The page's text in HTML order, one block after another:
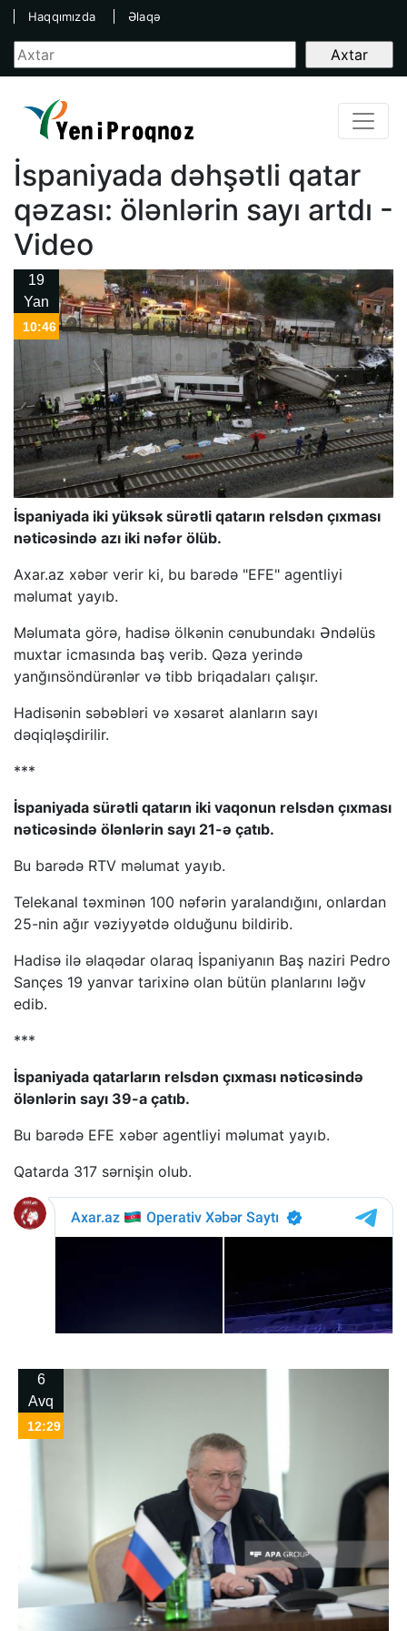
Haqqımızda Əlaqə
İspaniyada dəhşətli qatar
qəzası: ölənlərin sayı artdı -
Video
19
Yan
10:46
İspaniyada iki yüksək sürətli qatarın relsdən çıxması
nəticəsində azı iki nəfər ölüb.
Axar.az xəbər verir ki, bu barədə "EFE" agentliyi
məlumat yayıb.
Məlumata görə, hadisə ölkənin cənubundakı Əndəlüs
muxtar icmasında baş verib. Qəza yerində
yanğınsöndürənlər və tibb briqadaları çalışır.
Hadisənin səbəbləri və xəsarət alanların sayı
dəqiqləşdirilir.
***
İspaniyada sürətli qatarın iki vaqonun relsdən çıxması
nəticəsində ölənlərin sayı 21-ə çatıb.
Bu barədə RTV məlumat yayıb.
Telekanal təxminən 100 nəfərin yaralandığını, onlardan
25-nin ağır vəziyyətdə olduğunu bildirib.
Hadisə ilə əlaqədar olaraq İspaniyanın Baş naziri Pedro
Sançes 19 yanvar tarixinə olan bütün planlarını ləğv
edib.
***
İspaniyada qatarların relsdən çıxması nəticəsində
ölənlərin sayı 39-a çatıb.
Bu barədə EFE xəbər agentliyi məlumat yayıb.
Qatarda 317 sərnişin olub.
6
Avq
12:29